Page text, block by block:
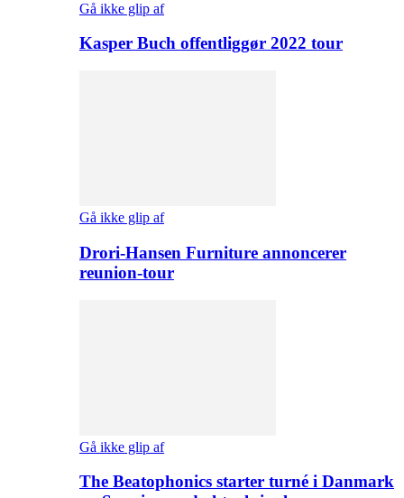
Gå ikke glip af
Kasper Buch offentliggør 2022 tour
Gå ikke glip af
Drori-Hansen Furniture annoncerer
reunion-tour
Gå ikke glip af
The Beatophonics starter turné i Danmark